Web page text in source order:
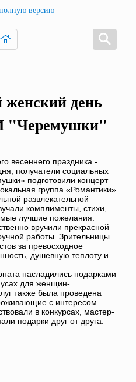
версию
день
"Черемушки"
весеннего праздника -
получатели социальных
подготовили концерт
группа «Романтики»
развлекательной
комплименты, стихи,
лучшие пожелания.
вручили прекрасной
работы. Зрительницы
за превосходное
душевную теплоту и
насладились подарками
для женщин-
также была проведена
с интересом
в конкурсах, мастер-
подарки друг от друга.